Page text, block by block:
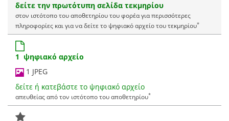
δείτε την πρωτότυπη σελίδα τεκμηρίου
στον ιστότοπο του αποθετηρίου του φορέα για περισσότερες
πληροφορίες και για να δείτε το ψηφιακό αρχείο του τεκμηρίου*
1 ψηφιακό αρχείο
1 JPEG
δείτε ή κατεβάστε το ψηφιακό αρχείο
απευθείας από τον ιστότοπο του αποθετηρίου*